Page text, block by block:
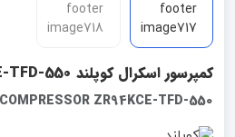
کمپرسور اسکرال کوپلند ZR94KCE-TFD-550 تایلندی
ZR94KCE-TFD-550